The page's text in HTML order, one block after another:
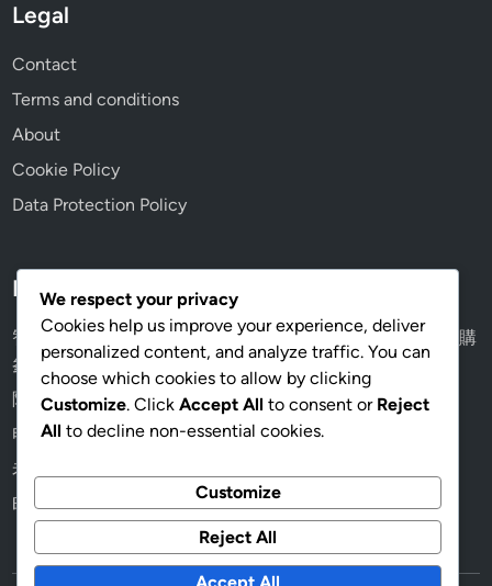
Legal
Contact
Terms and conditions
About
Cookie Policy
Data Protection Policy
Recent Posts
智能手錶鏡面怎麼選？礦石玻璃 vs 藍寶石，香港通勤族選購
參考
隐形眼镜: 舒适度, 视觉效果, 适用场合
电脑眼镜: 减少眩光, 提高工作效率, 视觉舒适
老花眼镜: 视觉清晰, 轻便设计, 适用年龄
时尚眼镜: 设计独特, 个性化选择, 适合搭配
We respect your privacy
Cookies help us improve your experience, deliver
personalized content, and analyze traffic. You can
choose which cookies to allow by clicking
Customize. Click Accept All to consent or Reject
All to decline non-essential cookies.
Customize
Reject All
Accept All